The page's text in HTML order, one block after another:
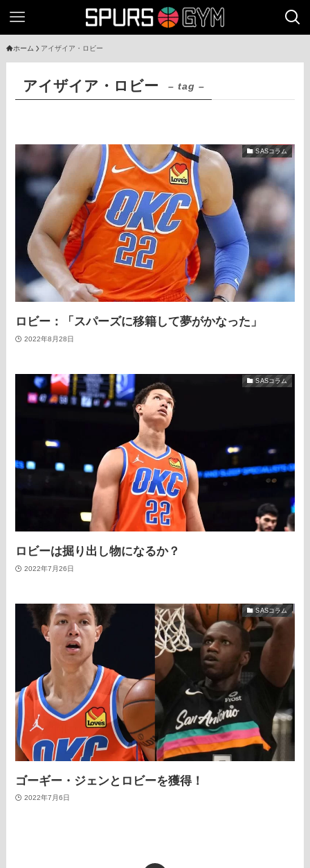
ホーム アイザイア・ロビー
アイザイア・ロビー – tag –
SASコラム
ロビー：「スパーズに移籍して夢がかなった」
2022年8月28日
SASコラム
ロビーは掘り出し物になるか？
2022年7月26日
SASコラム
ゴーギー・ジェンとロビーを獲得！
2022年7月6日